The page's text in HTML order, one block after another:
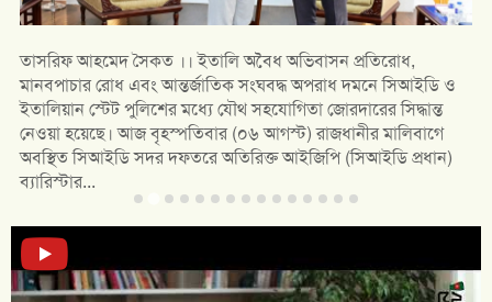
তাসরিফ আহমেদ সৈকত ।। ইতালি অবৈধ অভিবাসন প্রতিরোধ,
মানবপাচার রোধ এবং আন্তর্জাতিক সংঘবদ্ধ অপরাধ দমনে সিআইডি ও
ইতালিয়ান স্টেট পুলিশের মধ্যে যৌথ সহযোগিতা জোরদারের সিদ্ধান্ত
নেওয়া হয়েছে। আজ বৃহস্পতিবার (০৬ আগস্ট) রাজধানীর মালিবাগে
অবস্থিত সিআইডি সদর দফতরে অতিরিক্ত আইজিপি (সিআইডি প্রধান)
ব্যারিস্টার...